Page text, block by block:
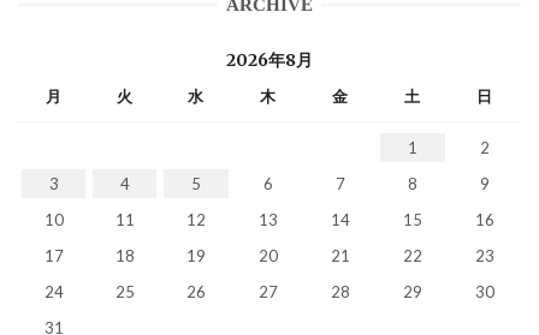
ARCHIVE
2026年8月
月 火 水 木 金 土 日
1
2
3
4 5 6 7 8
9
10
11 12 13 14 15
16
17
18 19 20 21 22
23
24
25 26 27 28 29
30
31